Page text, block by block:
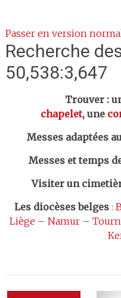
Passer en version
Recherche
50,538:3,647
Trouver :
chapelet, une
Messes adaptées
Messes et temps
Visiter un
Les diocèses belges:
Liège – Namur–